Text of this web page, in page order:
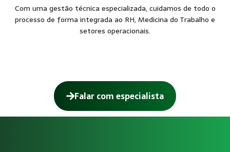
Com uma gestão técnica especializada, cuidamos de todo o
processo de forma integrada ao RH, Medicina do Trabalho e
setores operacionais.
Falar com especialista
Como funciona Gestão de SST para o